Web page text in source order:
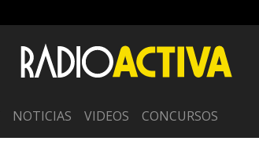
NOTICIAS VIDEOS CONCURSOS